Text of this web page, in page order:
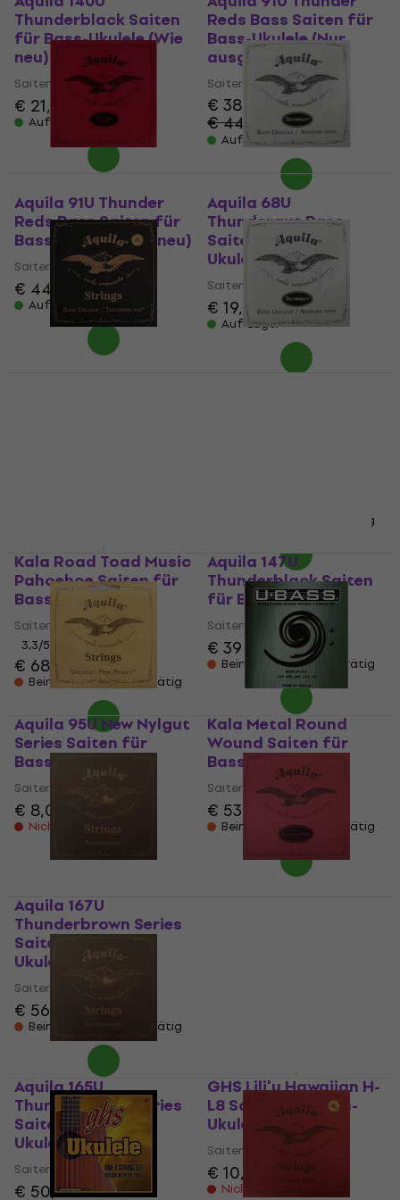
Thunderblack Saiten
für Bass-Ukulele (Wie
neu)
Saiten für Bass-Ukulele
€ 21,10 € 22,30
Auf Lager
Reds Bass Saiten für
Bass-Ukulele (Nur
ausgepackt)
Saiten für Bass-Ukulele
€ 38,90
€ 44,20
- 12 %
Auf Lager
Aquila 91U Thunder
Reds Bass Saiten für
Bass-Ukulele (Wie neu)
Saiten für Bass-Ukulele
€ 44,90 € 46,50
Auf Lager
Aquila 68U
Thundergut Bass
Saiten für Bass-
Ukulele (Wie neu)
Saiten für Bass-Ukulele
€ 19,10€ 20,30
Auf Lager
Beim Lieferanten vorrätig
Kala Road Toad Music
Pahoehoe Saiten für
Bass-Ukulele
Saiten für Bass-Ukulele
3,3/5
€ 68,40
Beim Lieferanten vorrätig
Aquila 147U
Thunderblack Saiten
für Bass-Ukulele
Saiten für Bass-Ukulele
€ 39
Beim Lieferanten vorrätig
Aquila 95U New Nylgut
Series Saiten für
Bass-Ukulele
Saiten für Bass-Ukulele
€ 8,09
Nicht auf Lager
Kala Metal Round
Wound Saiten für
Bass-Ukulele
Saiten für Bass-Ukulele
€ 53,90
Beim Lieferanten vorrätig
Aquila 167U
Thunderbrown Series
Saiten für Bass-
Ukulele
Saiten für Bass-Ukulele
€ 56,90
Beim Lieferanten vorrätig
Aquila 165U
Thunderbrown Series
Saiten für Bass-
Ukulele
Saiten für Bass-Ukulele
€ 50,90
GHS Lili'u Hawaiian H-
L8 Saiten für Bass-
Ukulele
Saiten für Bass-Ukulele
€ 10,60
Nicht auf Lager